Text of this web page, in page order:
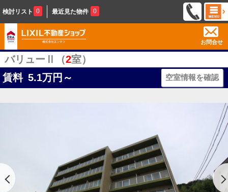
検討リスト 0 最近見た物件 0
お問合せ
バリューⅡ（2室）
賃料 5.1万円～ 空室情報を確認